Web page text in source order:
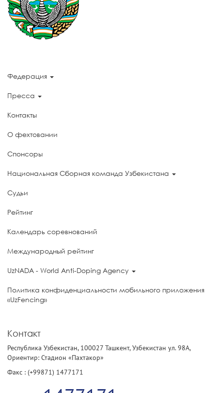
Федерация
Пресса
Контакты
О фехтовании
Спонсоры
Национальная Сборная команда Узбекистана
Судьи
Рейтинг
Календарь соревнований
Международный рейтинг
UzNADA - World Anti-Doping Agency
Политика конфиденциальности мобильного приложения
«UzFencing»
Контакт
Республика Узбекистан, 100027 Ташкент, Узбекистан ул. 98А,
Ориентир: Стадион «Пахтакор»
Факс : (+99871) 1477171